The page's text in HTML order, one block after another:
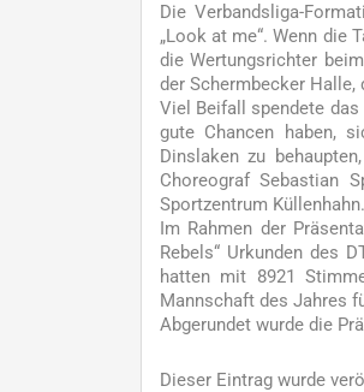
Die Verbandsliga-
„Look at me“. Wenn die
die Wertungsrichter
der Schermbecker Halle,
Viel Beifall spendete das
gute Chancen haben,
Dinslaken zu
Choreograf Sebastian
Sportzentrum Küllenhahn.
Im Rahmen der
Rebels“ Urkunden des
hatten mit 8921
Mannschaft des Jahres
Abgerundet wurde die
Dieser Eintrag wurde